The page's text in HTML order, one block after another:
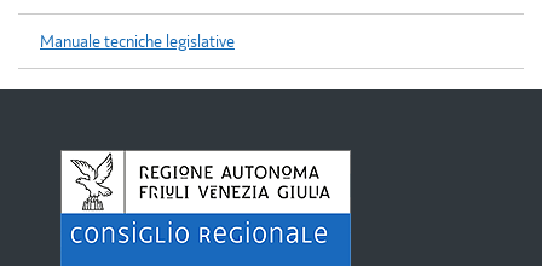
Manuale tecniche legislative